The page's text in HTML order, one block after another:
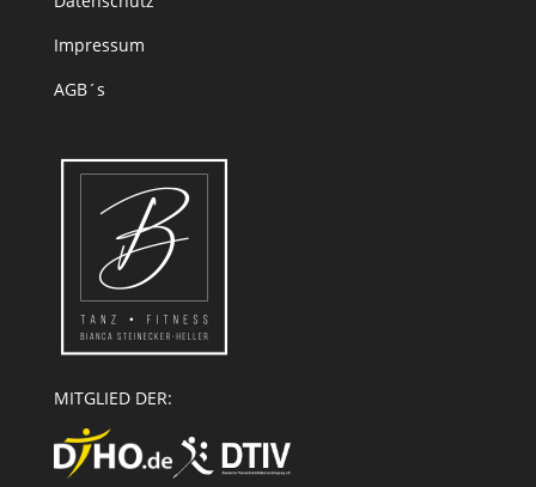
Impressum
AGB´s
MITGLIED DER: